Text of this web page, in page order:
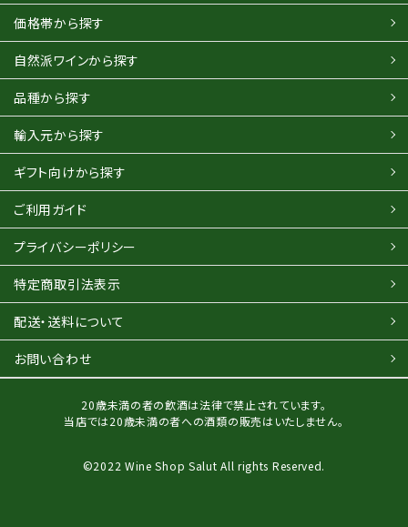
価格帯から探す
自然派ワインから探す
品種から探す
輸入元から探す
ギフト向けから探す
ご利用ガイド
プライバシーポリシー
特定商取引法表示
配送・送料について
お問い合わせ
20歳未満の者の飲酒は法律で禁止されています。
当店では20歳未満の者への酒類の販売はいたしません。
©2022 Wine Shop Salut All rights Reserved.